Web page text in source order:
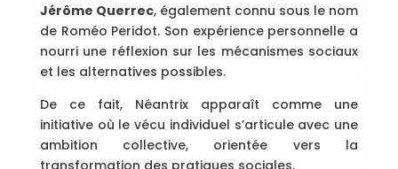
Jérôme Querrec, également connu sous le nom
de Roméo Peridot. Son expérience personnelle a
nourri une réflexion sur les mécanismes sociaux
et les alternatives possibles.
De ce fait, Néantrix apparaît comme une
initiative où le vécu individuel s’articule avec une
ambition collective, orientée vers la
transformation des pratiques sociales.